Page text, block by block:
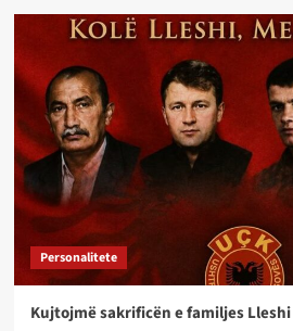
Personalitete
Kujtojmë sakrificën e familjes